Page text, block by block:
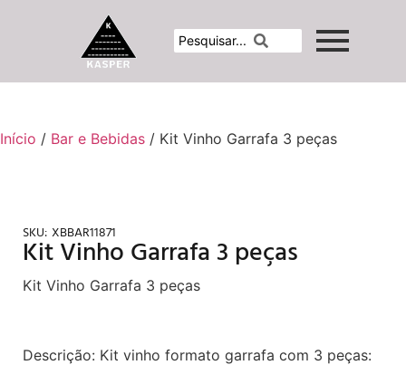
Início / Bar e Bebidas / Kit Vinho Garrafa 3 peças
SKU: XBBAR11871
Kit Vinho Garrafa 3 peças
Kit Vinho Garrafa 3 peças
Descrição: Kit vinho formato garrafa com 3 peças: